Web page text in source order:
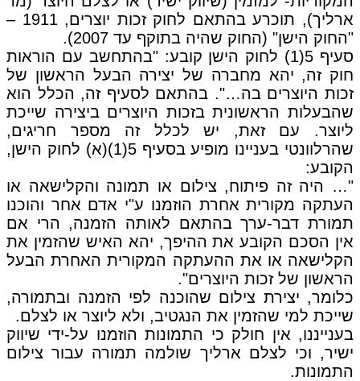
ארליך), תוכרע בהתאם לחוק זכות יוצרים, 1911 –
"החוק הישן" (החוק שהיה בתוקף עד 2007).
סעיף 5(1) לחוק הישן קובע: "בהתחשב עם הוראות
חוק זה, יהא מחברה של יצירה הבעל הראשון של
זכות היוצרים בה…". בהתאם לסעיף זה, הכלל הוא
שהבעלות הראשונית בזכות היוצרים ביצירה שייכת
ליוצר. עם זאת, יש לכלל זה מספר חריגים,
שהרלוונטי בעניינו מופיע בסעיף 5(1)(א) לחוק הישן,
הקובע:
"… היה זה פיתוח, צילום או תמונה והקלישאה או
העתקה מקורית אחרת הוזמנו ע"י אדם אחר והוכנו
תמורת דבר-ערך בהתאם לאותה הזמנה, הרי אם
אין הסכם הקובע את ההיפך, יהא האיש שהזמין את
הקלישאה או את ההעתקה המקורית האחרת הבעל
הראשון של זכות היוצרים".
כלומר, יצירת צילום שהוכנה לפי הזמנה ובתמורה,
שייכת למי שהזמין את הנגטיב, ולא ליוצר או לצלם.
בענייננו, אין חולק כי התמונות הוזמנו על-ידי שיווק
ישיר, וכי לצלם ארליך שולמה תמורה עבור צילום
התמונות.